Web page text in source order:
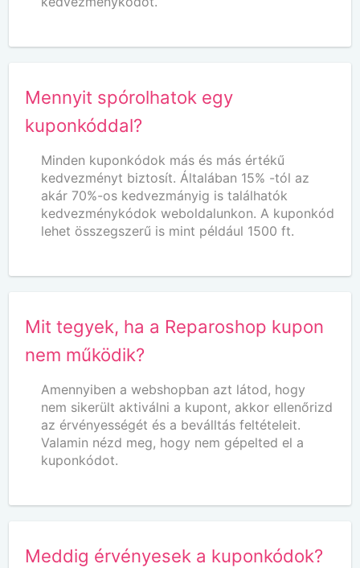
Mennyit spórolhatok egy
kuponkóddal?
Minden kuponkódok más és más értékű
kedvezményt biztosít. Általában 15% -tól az
akár 70%-os kedvezmányig is találhatók
kedvezménykódok weboldalunkon. A kuponkód
lehet összegszerű is mint például 1500 ft.
Mit tegyek, ha a Reparoshop kupon
nem működik?
Amennyiben a webshopban azt látod, hogy
nem sikerült aktiválni a kupont, akkor ellenőrizd
az érvényességét és a beválltás feltételeit.
Valamin nézd meg, hogy nem gépelted el a
kuponkódot.
Meddig érvényesek a kuponkódok?